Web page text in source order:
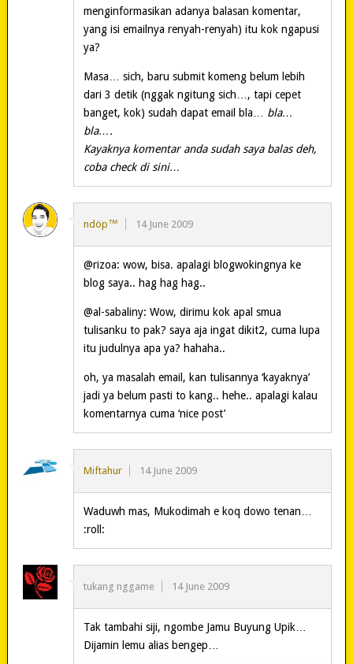
menginformasikan adanya balasan komentar,
yang isi emailnya renyah-renyah) itu kok ngapusi
ya?
Masa… sich, baru submit komeng belum lebih
dari 3 detik (nggak ngitung sich…, tapi cepet
banget, kok) sudah dapat email bla… bla…
bla….
Kayaknya komentar anda sudah saya balas deh,
coba check di sini…
ndöp™ 14 June 2009
@rizoa: wow, bisa. apalagi blogwokingnya ke
blog saya.. hag hag hag..
@al-sabaliny: Wow, dirimu kok apal smua
tulisanku to pak? saya aja ingat dikit2, cuma lupa
itu judulnya apa ya? hahaha..
oh, ya masalah email, kan tulisannya ‘kayaknya’
jadi ya belum pasti to kang.. hehe.. apalagi kalau
komentarnya cuma ‘nice post’
Miftahur 14 June 2009
Waduwh mas, Mukodimah e koq dowo tenan…
:roll:
tukang nggame 14 June 2009
Tak tambahi siji, ngombe Jamu Buyung Upik…
Dijamin lemu alias bengep…